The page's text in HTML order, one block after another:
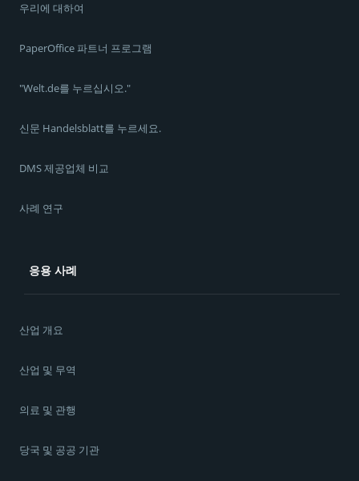
우리에 대하여
PaperOffice 파트너 프로그램
"Welt.de를 누르십시오."
신문 Handelsblatt를 누르세요.
DMS 제공업체 비교
사례 연구
응용 사례
산업 개요
산업 및 무역
의료 및 관행
당국 및 공공 기관